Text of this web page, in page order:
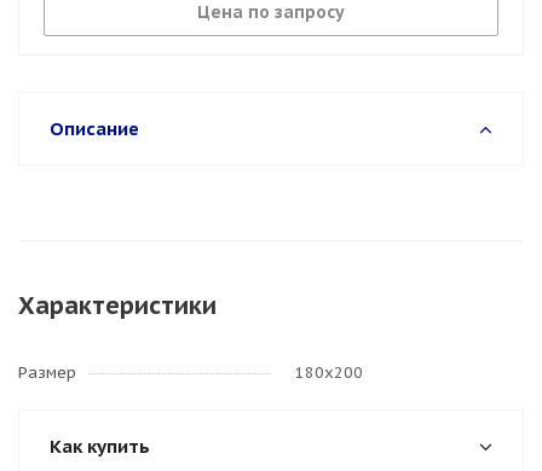
Цена по запросу
Описание
Характеристики
Размер 180х200
Как купить